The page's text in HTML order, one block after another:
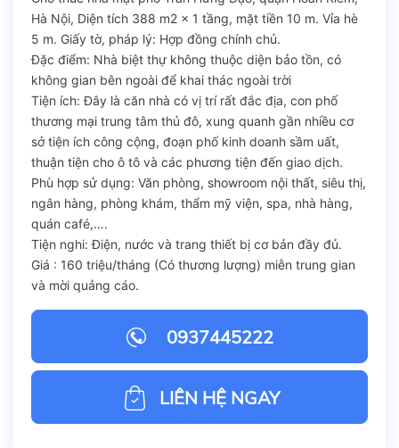
Hà Nội, Diện tích 388 m2 x 1 tầng, mặt tiền 10 m. Vỉa hè
5 m. Giấy tờ, pháp lý: Hợp đồng chính chủ.
Đặc điểm: Nhà biệt thự không thuộc diện bảo tồn, có
không gian bên ngoài để khai thác ngoài trời
Tiện ích: Đây là căn nhà có vị trí rất đắc địa, con phố
thương mại trung tâm thủ đô, xung quanh gần nhiều cơ
sở tiện ích công cộng, đoạn phố kinh doanh sầm uất,
thuận tiện cho ô tô và các phương tiện đến giao dịch.
Phù hợp sử dụng: Văn phòng, showroom nội thất, siêu thị,
ngân hàng, phòng khám, thẩm mỹ viện, spa, nhà hàng,
quán café,….
Tiện nghi: Điện, nước và trang thiết bị cơ bản đầy đủ.
Giá : 160 triệu/tháng (Có thương lượng) miễn trung gian
và mời quảng cáo.
0937445222
LIÊN HỆ NGAY